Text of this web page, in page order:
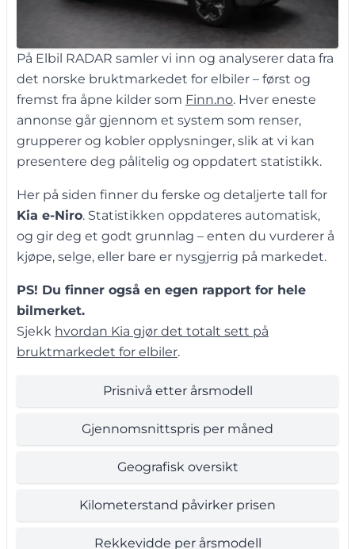
På Elbil RADAR samler vi inn og analyserer data fra
det norske bruktmarkedet for elbiler – først og
fremst fra åpne kilder som Finn.no. Hver eneste
annonse går gjennom et system som renser,
grupperer og kobler opplysninger, slik at vi kan
presentere deg pålitelig og oppdatert statistikk.
Her på siden finner du ferske og detaljerte tall for
Kia e-Niro. Statistikken oppdateres automatisk,
og gir deg et godt grunnlag – enten du vurderer å
kjøpe, selge, eller bare er nysgjerrig på markedet.
PS! Du finner også en egen rapport for hele
bilmerket.
Sjekk hvordan Kia gjør det totalt sett på
bruktmarkedet for elbiler.
Prisnivå etter årsmodell
Gjennomsnittspris per måned
Geografisk oversikt
Kilometerstand påvirker prisen
Rekkevidde per årsmodell